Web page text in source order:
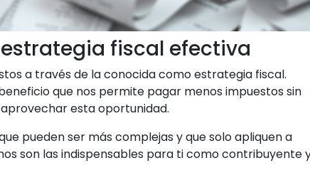
fiscal efectiva
a través de la conocida como estrategia fiscal.
que nos permite pagar menos impuestos sin
esta oportunidad.
pueden ser más complejas y que solo apliquen a
son las indispensables para ti como contribuyente